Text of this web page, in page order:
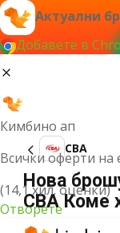
Актуални
Добавете в
Кимбино ап
Всички оферти на
(14,1 хил. оценки)
Отворете
CBA
Нова
CBA Коме